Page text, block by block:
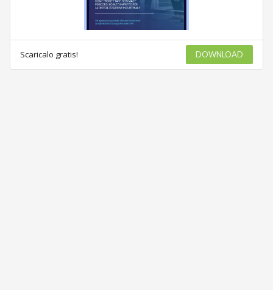
Scaricalo gratis! DOWNLOAD